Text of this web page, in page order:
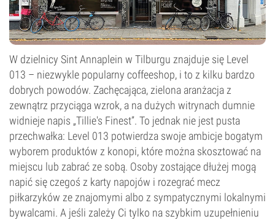
W dzielnicy Sint Annaplein w Tilburgu znajduje się Level
013 – niezwykle popularny coffeeshop, i to z kilku bardzo
dobrych powodów. Zachęcająca, zielona aranżacja z
zewnątrz przyciąga wzrok, a na dużych witrynach dumnie
widnieje napis „Tillie's Finest”. To jednak nie jest pusta
przechwałka: Level 013 potwierdza swoje ambicje bogatym
wyborem produktów z konopi, które można skosztować na
miejscu lub zabrać ze sobą. Osoby zostające dłużej mogą
napić się czegoś z karty napojów i rozegrać mecz
piłkarzyków ze znajomymi albo z sympatycznymi lokalnymi
bywalcami. A jeśli zależy Ci tylko na szybkim uzupełnieniu